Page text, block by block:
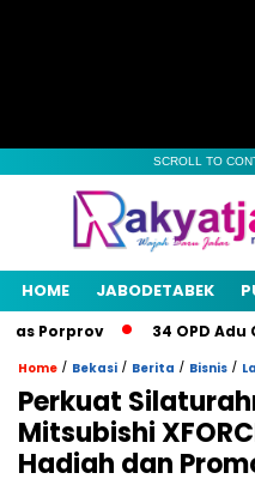
SCROLL TO
HOME JABODETABEK
Porprov 34 OPD Adu
Home / Bekasi / Berita / Bisnis /
Perkuat
Mitsubishi
Hadiah dan